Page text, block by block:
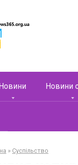
Новини
» Суспільство